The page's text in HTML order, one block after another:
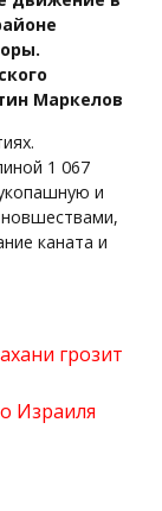
Маркелов
1 067
и
каната и
грозит
Израиля